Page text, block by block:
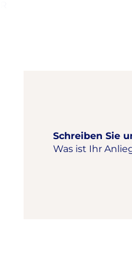
Schreiben Sie
Was ist Ihr